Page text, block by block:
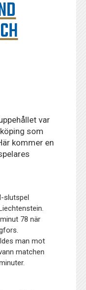
var
som
kommer en
slutspel
78 när
man mot
matchen